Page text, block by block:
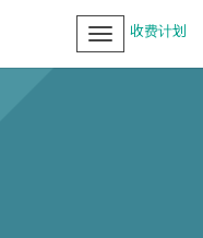
收费计划
Toggle
navigation